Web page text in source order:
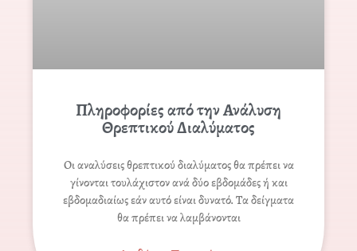
Πληροφορίες από την Ανάλυση
Θρεπτικού Διαλύματος
Οι αναλύσεις θρεπτικού διαλύματος θα πρέπει να
γίνονται τουλάχιστον ανά δύο εβδομάδες ή και
εβδομαδιαίως εάν αυτό είναι δυνατό. Τα δείγματα
θα πρέπει να λαμβάνονται